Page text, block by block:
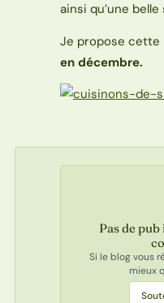
ainsi qu’une belle
Je propose
en décembre.
Pas de
Si le blog vous
mieux